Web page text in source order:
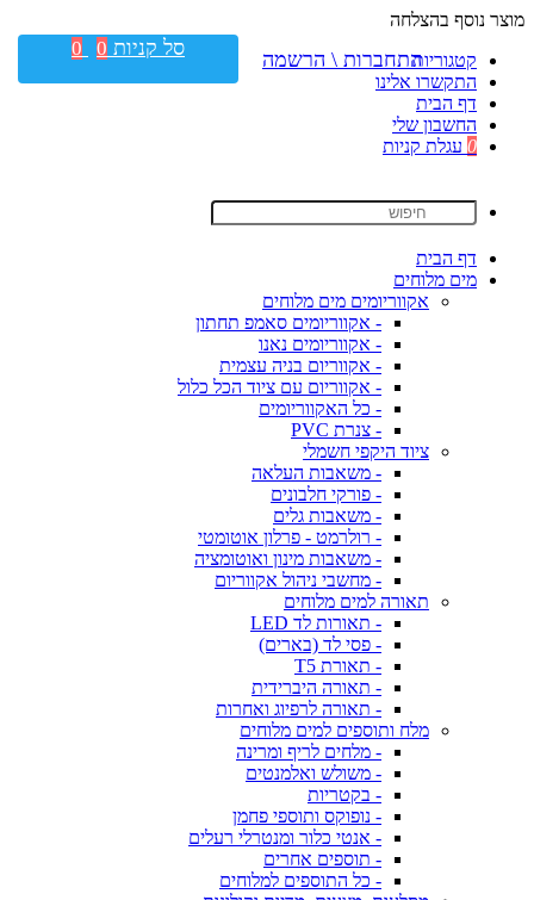
מוצר נוסף בהצלחה
קטגוריות
התקשרו אלינו
דף הבית
החשבון שלי
0 עגלת קניות
דף הבית
מים מלוחים
אקווריומים מים מלוחים
- אקווריומים סאמפ תחתון
- אקווריומים נאנו
- אקווריום בניה עצמית
- אקווריום עם ציוד הכל כלול
- כל האקווריומים
- צנרת PVC
ציוד היקפי חשמלי
- משאבות העלאה
- פורקי חלבונים
- משאבות גלים
- רולרמט - פרלון אוטומטי
- משאבות מינון ואוטומציה
- מחשבי ניהול אקווריום
תאורה למים מלוחים
- תאורות לד LED
- פסי לד (בארים)
- תאורת T5
- תאורה היברידית
- תאורה לרפיוג ואחרות
מלח ותוספים למים מלוחים
- מלחים לריף ומרינה
- משולש ואלמנטים
- בקטריות
- נופוקס ותוספי פחמן
- אנטי כלור ומנטרלי רעלים
- תוספים אחרים
- כל התוספים למלוחים
התחברות \ הרשמה סל קניות 0
0